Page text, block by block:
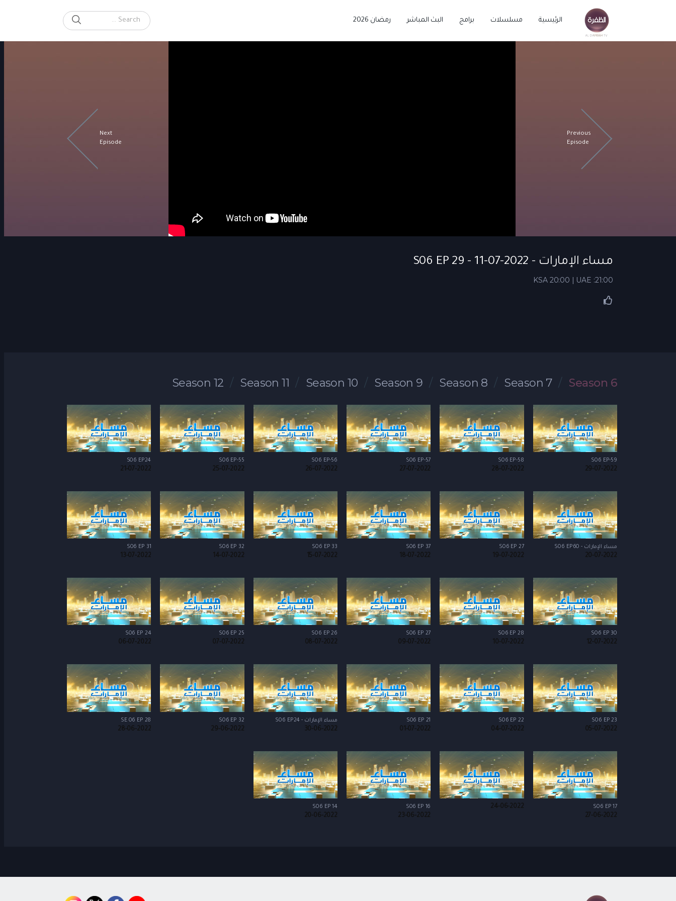
الرئيسية مسلسلات برامج البث المباشر رمضان 2026
Search for:
SEARCH
Previous
Episode
Next
Episode
مساء الإمارات - S06 EP 29 - 11-07-2022
KSA 20:00 | UAE :21:00
Season 6
Season 7
Season 8
Season 9
Season 10
Season 11
Season 12
S06 EP-59
29-07-2022
S06 EP-58
28-07-2022
S06 EP-57
27-07-2022
S06 EP-56
26-07-2022
S06 EP-55
25-07-2022
S06 EP24
21-07-2022
مساء الإمارات - S06 EP60
20-07-2022
S06 EP 27
19-07-2022
S06 EP 37
18-07-2022
S06 EP 33
15-07-2022
S06 EP 32
14-07-2022
S06 EP 31
13-07-2022
S06 EP 30
12-07-2022
S06 EP 28
10-07-2022
S06 EP 27
09-07-2022
S06 EP 26
08-07-2022
S06 EP 25
07-07-2022
S06 EP 24
06-07-2022
S06 EP 23
05-07-2022
S06 EP 22
04-07-2022
S06 EP 21
01-07-2022
مساء الإمارات - S06 EP24
30-06-2022
S06 EP 32
29-06-2022
SE 06 EP 28
28-06-2022
S06 EP 17
27-06-2022
24-06-2022
S06 EP 16
23-06-2022
S06 EP 14
20-06-2022